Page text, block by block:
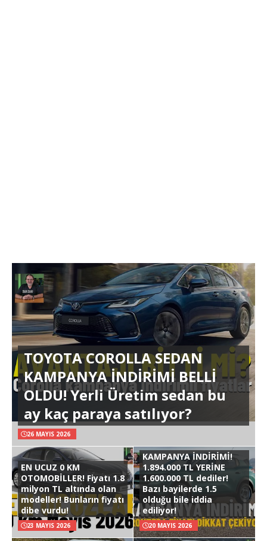
TOYOTA COROLLA SEDAN
KAMPANYA İNDİRİMİ BELLİ
OLDU! Yerli Üretim sedan bu
ay kaç paraya satılıyor?
26 MAYIS 2026
EN UCUZ 0 KM
OTOMOBİLLER! Fiyatı 1.8
milyon TL altında olan
modeller! Bunların fiyatı
dibe vurdu!
23 MAYIS 2026
KAMPANYA İNDİRİMİ!
1.894.000 TL YERİNE
1.600.000 TL dediler!
Bazı bayilerde 1.5
olduğu bile iddia
ediliyor!
20 MAYIS 2026